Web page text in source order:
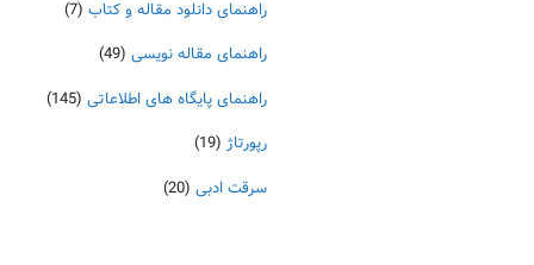
راهنمای دانلود مقاله و کتاب (7)
راهنمای مقاله نویسی (49)
راهنمای پایگاه های اطلاعاتی (145)
رپورتاژ (19)
سرقت ادبی (20)